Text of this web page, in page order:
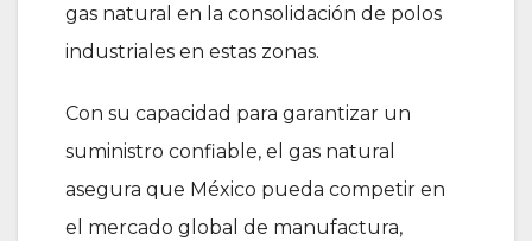
gas natural en la consolidación de polos
industriales en estas zonas.
Con su capacidad para garantizar un
suministro confiable, el gas natural
asegura que México pueda competir en
el mercado global de manufactura,